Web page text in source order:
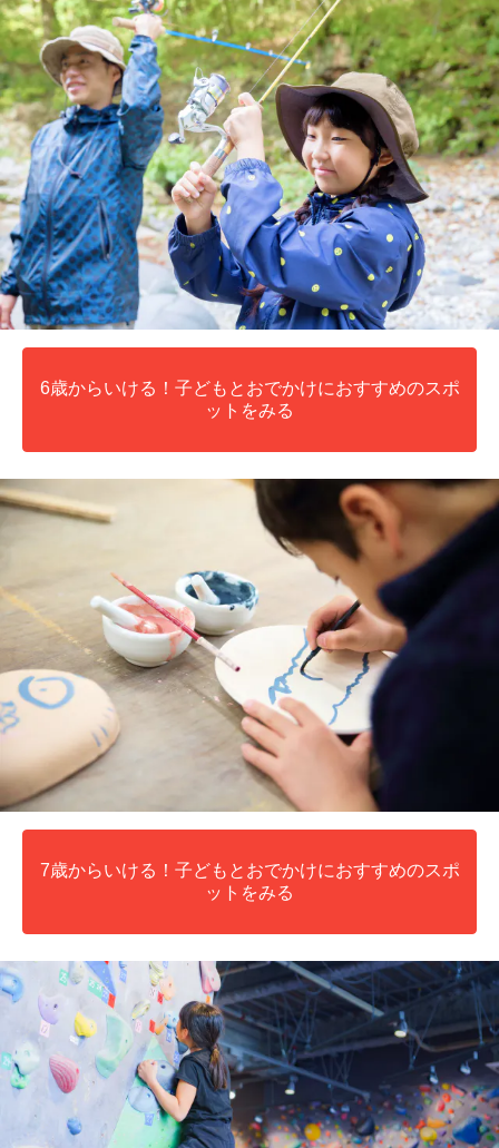
6歳からいける！子どもとおでかけにおすすめのスポ
ットをみる
7歳からいける！子どもとおでかけにおすすめのスポ
ットをみる